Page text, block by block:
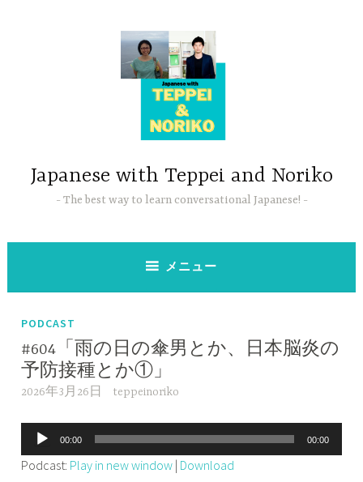
Japanese with Teppei and Noriko
The best way to learn conversational Japanese!
メニュー
PODCAST
#604「雨の日の傘男とか、日本脳炎の
予防接種とか①」
2026年3月26日 teppeinoriko
声
プ
00:00 00:00
Podcast: Play in new window | Download